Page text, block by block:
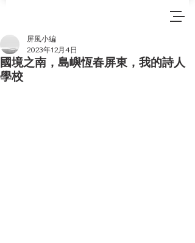
國境之南，島嶼恆春屏東，我的詩人
學校
屏風小編
2023年12月4日